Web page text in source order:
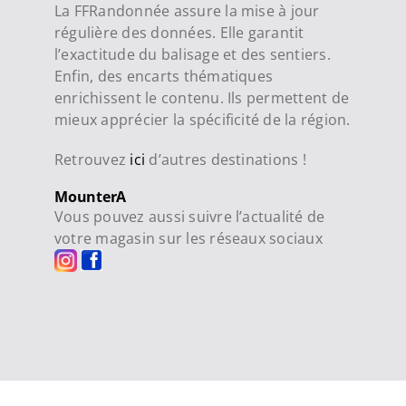
La FFRandonnée assure la mise à jour
régulière des données. Elle garantit
l’exactitude du balisage et des sentiers.
Enfin, des encarts thématiques
enrichissent le contenu. Ils permettent de
mieux apprécier la spécificité de la région.
Retrouvez ici d’autres destinations !
MounterA
Vous pouvez aussi suivre l’actualité de
votre magasin sur les réseaux sociaux